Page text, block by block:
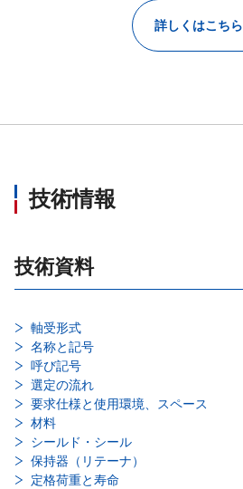
詳しくはこちら
技術情報
技術資料
軸受形式
名称と記号
呼び記号
選定の流れ
要求仕様と使用環境、スペース
材料
シールド・シール
保持器（リテーナ）
定格荷重と寿命